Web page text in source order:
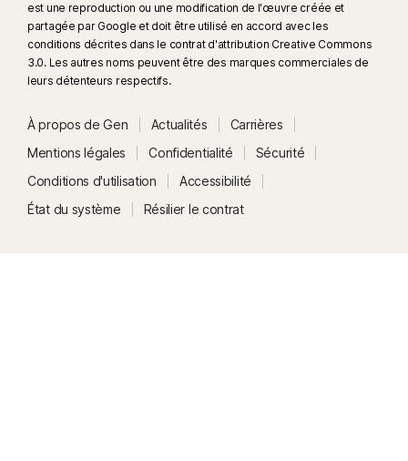
est une reproduction ou une modification de l'œuvre créée et
partagée par Google et doit être utilisé en accord avec les
conditions décrites dans le contrat d'attribution Creative Commons
3.0. Les autres noms peuvent être des marques commerciales de
leurs détenteurs respectifs.
À propos de Gen Actualités
Carrières
Mentions légales
Confidentialité
Sécurité
Conditions d'utilisation
Accessibilité
État du système
Résilier le contrat